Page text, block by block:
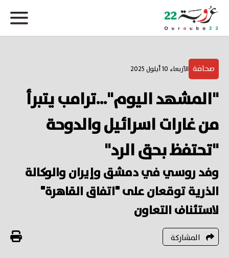
صحافة الأربعاء 10 أيلول 2025
"المشهد اليوم"...ترامب يتبرأ
من غارات اسرائيل والدوحة
"تحتفظ بحق الرد"
وفد روسي في دمشق وإيران والوكالة
الذرية توقعان على "اتفاق القاهرة"
لاستئناف التعاون
المشاركة